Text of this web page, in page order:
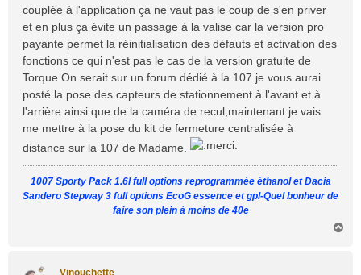
a
g
e
couplée à l'application ça ne vaut pas le coup de s'en priver
et en plus ça évite un passage à la valise car la version pro
payante permet la réinitialisation des défauts et activation des
fonctions ce qui n'est pas le cas de la version gratuite de
Torque.On serait sur un forum dédié à la 107 je vous aurai
posté la pose des capteurs de stationnement à l'avant et à
l'arrière ainsi que de la caméra de recul,maintenant je vais
me mettre à la pose du kit de fermeture centralisée à
distance sur la 107 de Madame.
1007 Sporty Pack 1.6l full options reprogrammée éthanol et Dacia
Sandero Stepway 3 full options EcoG essence et gpl-Quel bonheur de
faire son plein à moins de 40e
Vinouchette